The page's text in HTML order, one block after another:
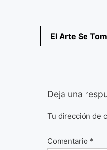
de
El Arte Se
Deja una
Tu dirección de
Comentario *